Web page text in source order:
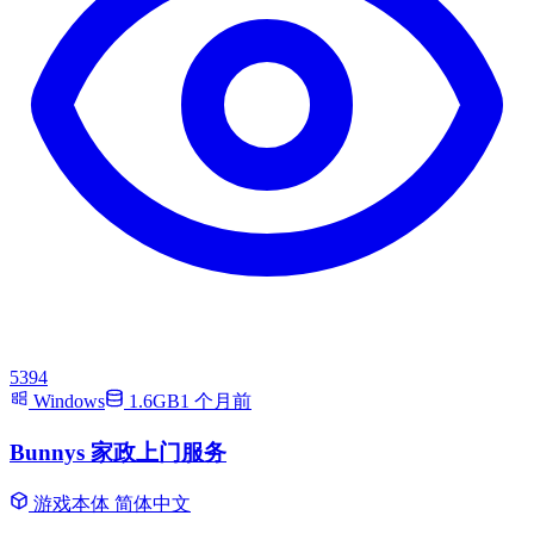
5394
Windows
1.6GB1 个月前
Bunnys 家政上门服务
游戏本体 简体中文